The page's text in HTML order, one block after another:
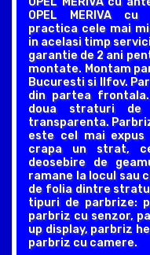
OPEL MERIVA
practica cele mai
in acelasi timp
garantie de 2 ani
montate. Montam
Bucuresti si Ilfov.
din partea
doua straturi
transparenta.
este cel mai
crapa un strat,
deosebire de
ramane la locul sau
de folia dintre
tipuri de parbrize:
parbriz cu senzor,
up display, parbriz
parbriz cu camere.